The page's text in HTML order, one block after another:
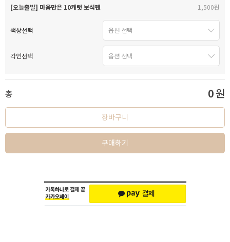
[오늘출발] 마음만은 10캐럿 보석펜 1,500원
색상선택
각인선택
총 0원
장바구니
구매하기